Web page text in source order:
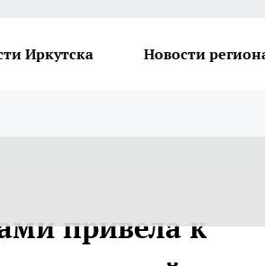
Иркутска Новости
привела к